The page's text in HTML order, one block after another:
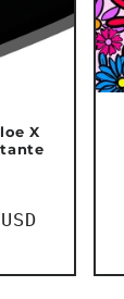
X